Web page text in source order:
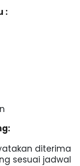
:
diterima
sesuai jadwal